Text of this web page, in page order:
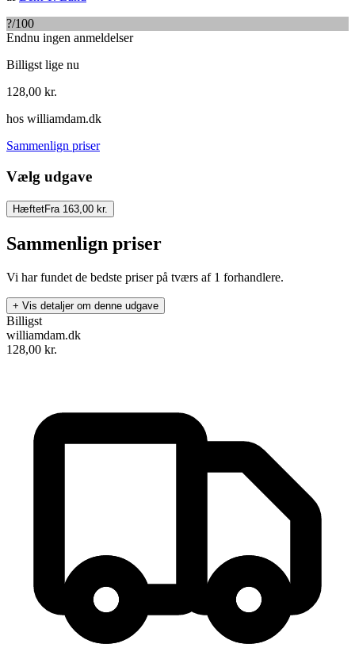
?/100
Endnu ingen anmeldelser
Billigst lige nu
128,00 kr.
hos williamdam.dk
Sammenlign priser
Vælg udgave
HæftetFra 163,00 kr.
Sammenlign priser
Vi har fundet de bedste priser på tværs af 1 forhandlere.
+ Vis detaljer om denne udgave
Overfaldet
Forlaget Elysion
Udgivet:
1. januar 1970
Billigst
williamdam.dk
128,00 kr.